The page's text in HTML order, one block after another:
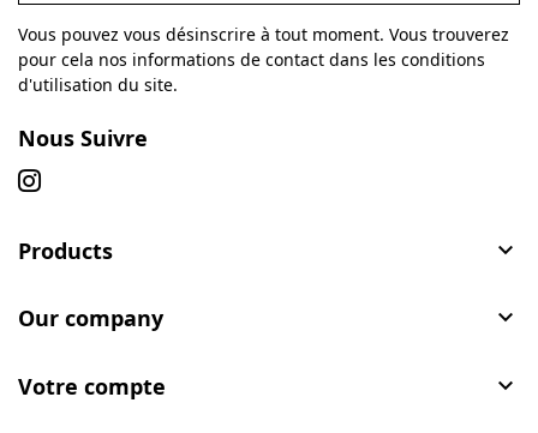
Vous pouvez vous désinscrire à tout moment. Vous trouverez
pour cela nos informations de contact dans les conditions
d'utilisation du site.
Nous Suivre
Products 
Our company 
Votre compte 